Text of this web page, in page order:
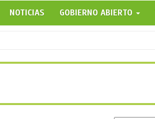
NOTICIAS GOBIERNO ABIERTO